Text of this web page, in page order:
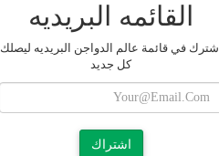
القائمه البريديه
اشترك في قائمة عالم الدواجن البريديه ليصلك
كل جديد
اشتراك